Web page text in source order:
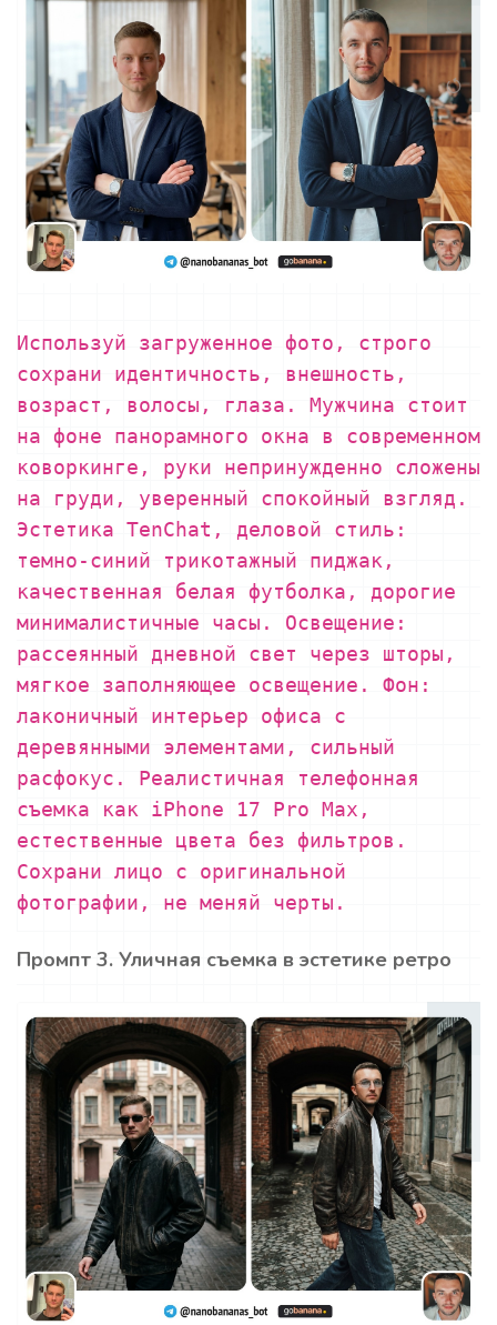
Используй загруженное фото, строго
сохрани идентичность, внешность,
возраст, волосы, глаза. Мужчина стоит
на фоне панорамного окна в современном
коворкинге, руки непринужденно сложены
на груди, уверенный спокойный взгляд.
Эстетика TenChat, деловой стиль:
темно-синий трикотажный пиджак,
качественная белая футболка, дорогие
минималистичные часы. Освещение:
рассеянный дневной свет через шторы,
мягкое заполняющее освещение. Фон:
лаконичный интерьер офиса с
деревянными элементами, сильный
расфокус. Реалистичная телефонная
съемка как iPhone 17 Pro Max,
естественные цвета без фильтров.
Сохрани лицо с оригинальной
фотографии, не меняй черты.
Промпт 3. Уличная съемка в эстетике ретро